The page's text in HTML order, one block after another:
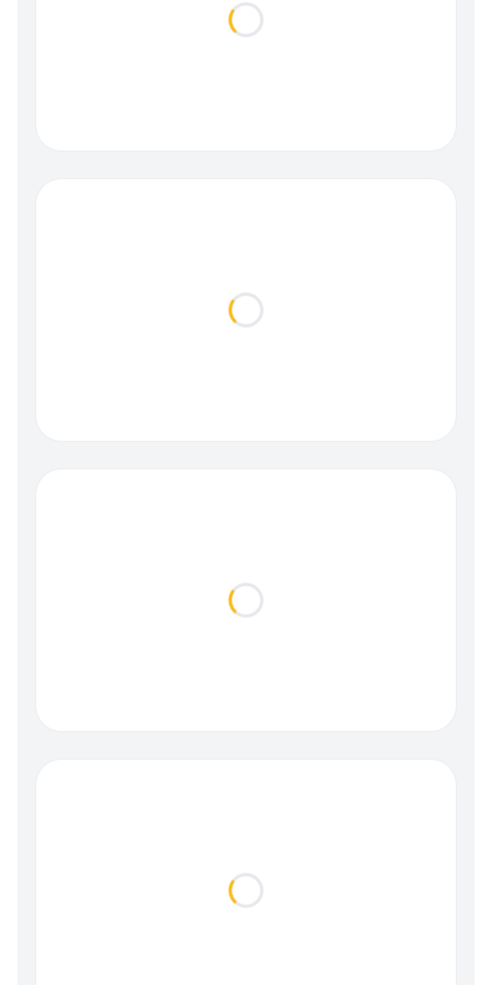
Loading...
Loading...
Loading...
Loading...